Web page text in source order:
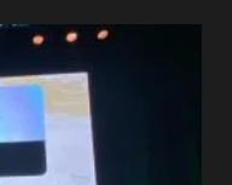
ATAMA:
NE